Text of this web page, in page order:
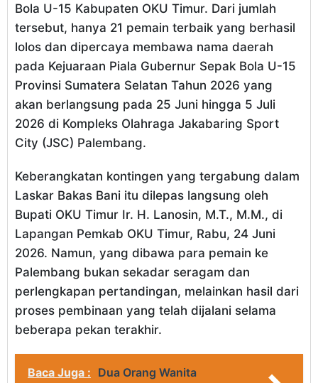
Bola U-15 Kabupaten OKU Timur. Dari jumlah
tersebut, hanya 21 pemain terbaik yang berhasil
lolos dan dipercaya membawa nama daerah
pada Kejuaraan Piala Gubernur Sepak Bola U-15
Provinsi Sumatera Selatan Tahun 2026 yang
akan berlangsung pada 25 Juni hingga 5 Juli
2026 di Kompleks Olahraga Jakabaring Sport
City (JSC) Palembang.
Keberangkatan kontingen yang tergabung dalam
Laskar Bakas Bani itu dilepas langsung oleh
Bupati OKU Timur Ir. H. Lanosin, M.T., M.M., di
Lapangan Pemkab OKU Timur, Rabu, 24 Juni
2026. Namun, yang dibawa para pemain ke
Palembang bukan sekadar seragam dan
perlengkapan pertandingan, melainkan hasil dari
proses pembinaan yang telah dijalani selama
beberapa pekan terakhir.
Baca Juga : Dua Orang Wanita